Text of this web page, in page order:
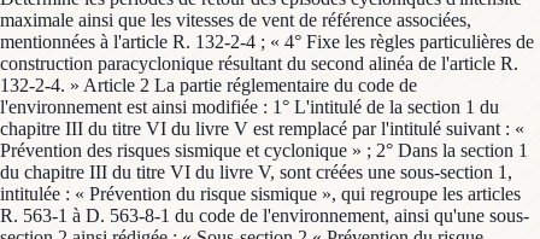
maximale ainsi que les vitesses de vent de référence associées,
mentionnées à l'article R. 132-2-4 ; « 4° Fixe les règles particulières de
construction paracyclonique résultant du second alinéa de l'article R.
132-2-4. » Article 2 La partie réglementaire du code de
l'environnement est ainsi modifiée : 1° L'intitulé de la section 1 du
chapitre III du titre VI du livre V est remplacé par l'intitulé suivant : «
Prévention des risques sismique et cyclonique » ; 2° Dans la section 1
du chapitre III du titre VI du livre V, sont créées une sous-section 1,
intitulée : « Prévention du risque sismique », qui regroupe les articles
R. 563-1 à D. 563-8-1 du code de l'environnement, ainsi qu'une sous-